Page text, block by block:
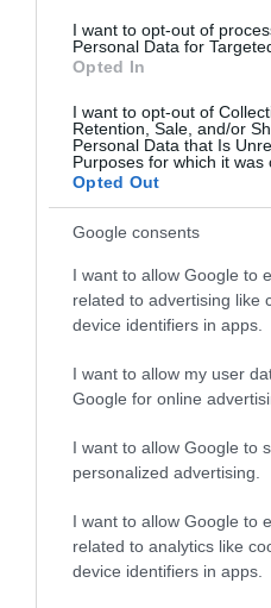
I want to opt-out of
Personal Data for
Opted In
I want to opt-out of
Retention, Sale, and/or
Personal Data that Is
Purposes for which it was
Opted Out
Google consents
I want to allow Google to
related to advertising like
device identifiers in apps.
I want to allow my user
Google for online
I want to allow Google to
personalized advertising.
I want to allow Google to
related to analytics like
device identifiers in apps.
Προτεινόμενα